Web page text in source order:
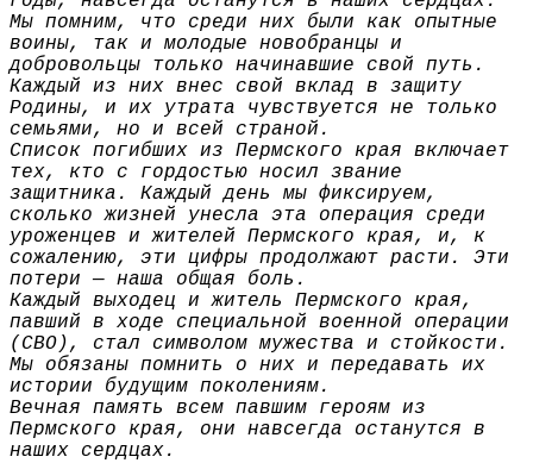
Мы помним, что среди них были как опытные
воины, так и молодые новобранцы и
добровольцы только начинавшие свой путь.
Каждый из них внес свой вклад в защиту
Родины, и их утрата чувствуется не только
семьями, но и всей страной.
Список погибших из Пермского края включает
тех, кто с гордостью носил звание
защитника. Каждый день мы фиксируем,
сколько жизней унесла эта операция среди
уроженцев и жителей Пермского края, и, к
сожалению, эти цифры продолжают расти. Эти
потери — наша общая боль.
Каждый выходец и житель Пермского края,
павший в ходе специальной военной операции
(СВО), стал символом мужества и стойкости.
Мы обязаны помнить о них и передавать их
истории будущим поколениям.
Вечная память всем павшим героям из
Пермского края, они навсегда останутся в
наших сердцах.